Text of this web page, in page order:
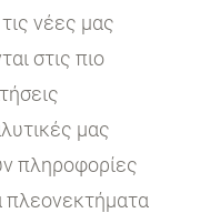
νέες μας
στις πιο
μας
πληροφορίες
πλεονεκτήματα